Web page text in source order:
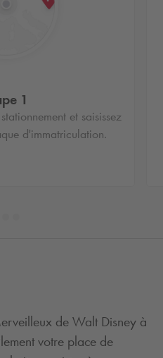
1
et saisissez
d'immatriculation.
de Walt Disney à
votre place de